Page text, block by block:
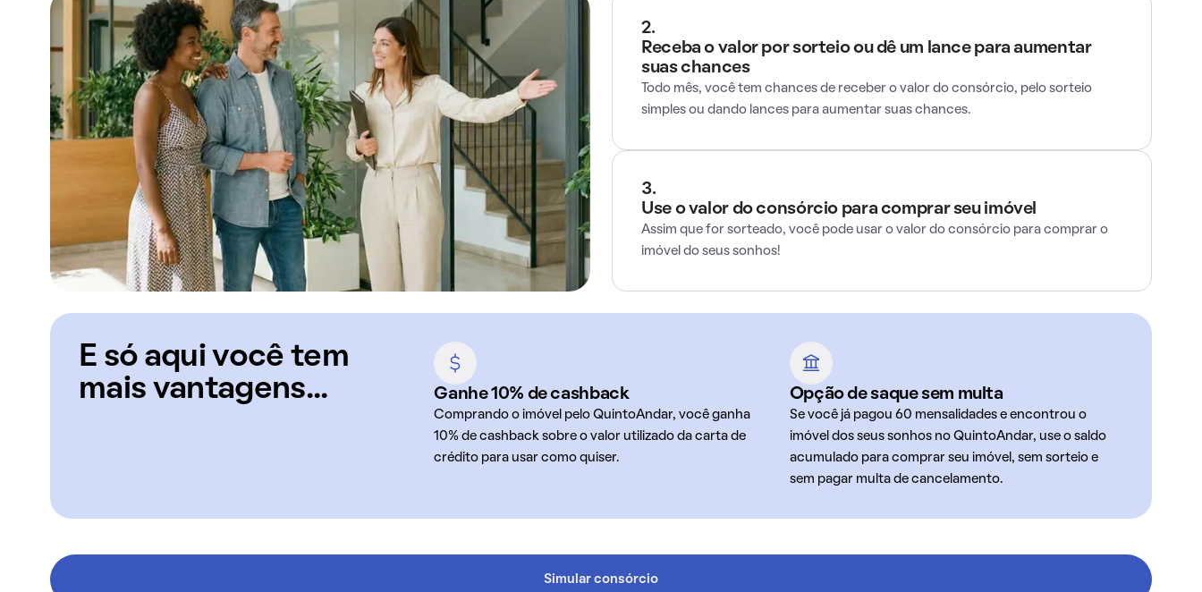
2.
Receba o valor por sorteio ou dê um lance para aumentar
suas chances
Todo mês, você tem chances de receber o valor do consórcio, pelo sorteio
simples ou dando lances para aumentar suas chances.
3.
Use o valor do consórcio para comprar seu imóvel
Assim que for sorteado, você pode usar o valor do consórcio para comprar o
imóvel do seus sonhos!
E só aqui você tem
mais vantagens...
Ganhe 10% de cashback
Comprando o imóvel pelo QuintoAndar, você ganha
10% de cashback sobre o valor utilizado da carta de
crédito para usar como quiser.
Opção de saque sem multa
Se você já pagou 60 mensalidades e encontrou o
imóvel dos seus sonhos no QuintoAndar, use o saldo
acumulado para comprar seu imóvel, sem sorteio e
sem pagar multa de cancelamento.
Simular consórcio